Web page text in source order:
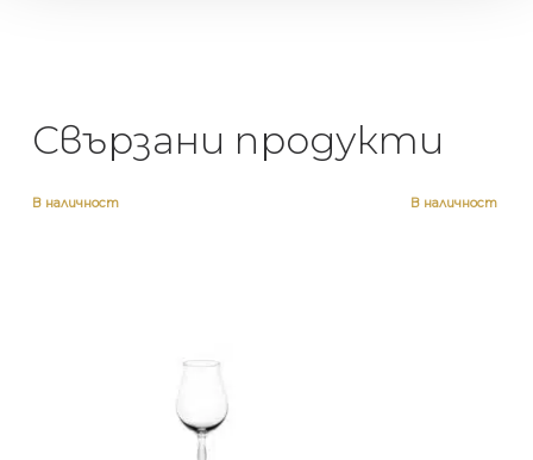
Свързани продукти
В наличност В наличност